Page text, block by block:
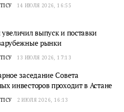
14 ИЮЛЯ 2026, 16:55
увеличил выпуск и поставки
рынки
13 ИЮЛЯ 2026, 17:13
заседание Совета
инвесторов проходит в Астане
2 ИЮЛЯ 2026, 16:13